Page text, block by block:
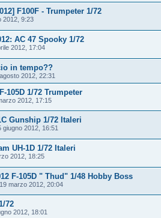
F100F - Trumpeter 1/72
2012, 9:23
AC 47 Spooky 1/72
2012, 17:04
in tempo??
2012, 22:31
105D 1/72 Trumpeter
2012, 17:15
Gunship 1/72 Italeri
giugno 2012, 16:51
UH-1D 1/72 Italeri
2012, 18:25
F-105D " Thud" 1/48 Hobby Boss
19 marzo 2012, 20:04
72
2012, 18:01